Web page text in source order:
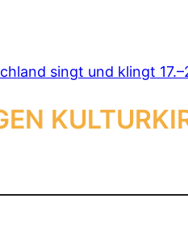
singt und klingt 17.–